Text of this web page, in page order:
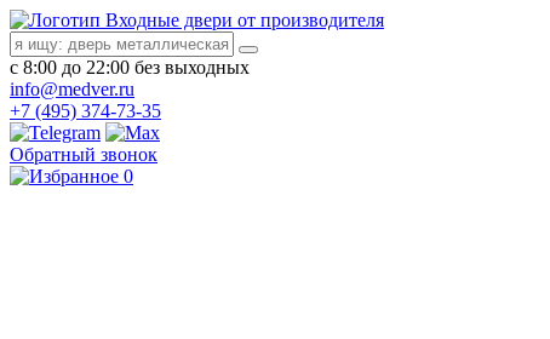
Входные двери от производителя
с 8:00 до 22:00 без выходных
info@medver.ru
+7 (495) 374-73-35
Обратный звонок
0